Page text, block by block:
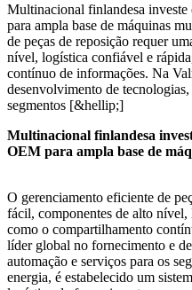
Multinacional finlandesa
para ampla base de máquinas
de peças de reposição requer
nível, logística confiável e
contínuo de informações. Na
desenvolvimento de
segmentos [&hellip;]
Multinacional finlandesa
OEM para ampla base de
O gerenciamento eficiente de
fácil, componentes de alto
como o compartilhamento
líder global no fornecimento e
automação e serviços para os
energia, é estabelecido um